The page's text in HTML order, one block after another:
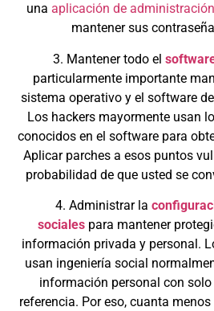
una aplicación de
mantener sus
3. Mantener todo el
particularmente importante
sistema operativo y el software
Los hackers mayormente usan
conocidos en el software para
Aplicar parches a esos puntos
probabilidad de que usted se
4. Administrar la
sociales para mantener
información privada y personal.
usan ingeniería social
información personal con
referencia. Por eso, cuanta